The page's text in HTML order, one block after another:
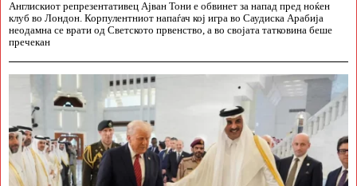
Англискиот репрезентативец Ајван Тони е обвинет за напад пред ноќен
клуб во Лондон. Корпулентниот напаѓач кој игра во Саудиска Арабија
неодамна се врати од Светското првенство, а во својата татковина беше
пречекан